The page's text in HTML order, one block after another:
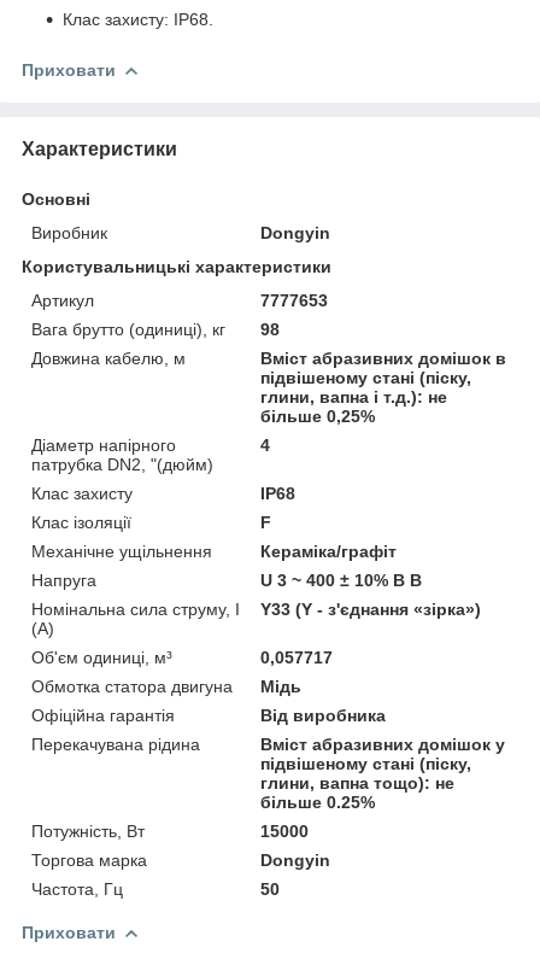
Клас захисту: IP68.
Приховати
Характеристики
Основні
Виробник
Dongyin
Користувальницькі характеристики
Артикул
7777653
Вага брутто (одиниці), кг
98
Довжина кабелю, м
Вміст абразивних домішок в
підвішеному стані (піску,
глини, вапна і т.д.): не
більше 0,25%
Діаметр напірного
патрубка DN2, "(дюйм)
4
Клас захисту
IP68
Клас ізоляції
F
Механічне ущільнення
Кераміка/графіт
Напруга
U 3 ~ 400 ± 10% В В
Номінальна сила струму, I
(А)
Y33 (Y - з'єднання «зірка»)
Об'єм одиниці, м³
0,057717
Обмотка статора двигуна
Мідь
Офіційна гарантія
Від виробника
Перекачувана рідина
Вміст абразивних домішок у
підвішеному стані (піску,
глини, вапна тощо): не
більше 0.25%
Потужність, Вт
15000
Торгова марка
Dongyin
Частота, Гц
50
Приховати